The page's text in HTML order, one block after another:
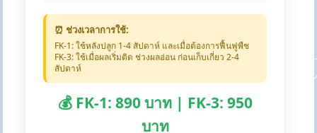
⏰ ช่วงเวลาการใช้:
FK-1: ใช้หลังปลูก 1-4 สัปดาห์ และเมื่อต้องการฟื้นฟูพืช
FK-3: ใช้เมื่อผลเริ่มติด ช่วงผลอ่อน ก่อนเก็บเกี่ยว 2-4
สัปดาห์
💰 FK-1: 890 บาท | FK-3: 950
บาท